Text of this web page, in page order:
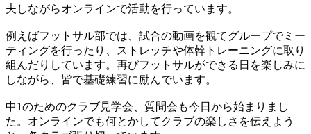
夫しながらオンラインで活動を行っています。
例えばフットサル部では、試合の動画を観てグループでミー
ティングを行ったり、ストレッチや体幹トレーニングに取り
組んだりしています。再びフットサルができる日を楽しみに
しながら、皆で基礎練習に励んでいます。
中1のためのクラブ見学会、質問会も今日から始まりまし
た。オンラインでも何とかしてクラブの楽しさを伝えよう